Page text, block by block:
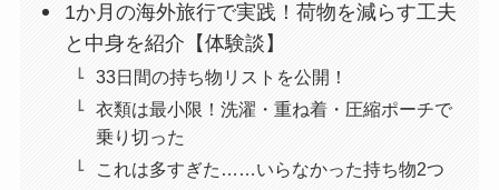
1か月の海外旅行で実践！荷物を減らす工夫
と中身を紹介【体験談】
33日間の持ち物リストを公開！
衣類は最小限！洗濯・重ね着・圧縮ポーチで
乗り切った
これは多すぎた……いらなかった持ち物2つ